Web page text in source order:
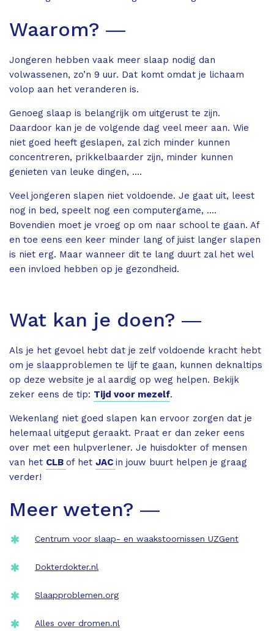
Waarom? ―
Jongeren hebben vaak meer slaap nodig dan
volwassenen, zo’n 9 uur. Dat komt omdat je lichaam
volop aan het veranderen is.
Genoeg slaap is belangrijk om uitgerust te zijn.
Daardoor kan je de volgende dag veel meer aan. Wie
niet goed heeft geslapen, zal zich minder kunnen
concentreren, prikkelbaarder zijn, minder kunnen
genieten van leuke dingen, ….
Veel jongeren slapen niet voldoende. Je gaat uit, leest
nog in bed, speelt nog een computergame, ….
Bovendien moet je vroeg op om naar school te gaan. Af
en toe eens een keer minder lang of juist langer slapen
is niet erg. Maar wanneer dit te lang duurt zal het wel
een invloed hebben op je gezondheid.
Wat kan je doen? ―
Als je het gevoel hebt dat je zelf voldoende kracht hebt
om je slaapproblemen te lijf te gaan, kunnen deknaltips
op deze website je al aardig op weg helpen. Bekijk
zeker eens de tip: Tijd voor mezelf.
Wekenlang niet goed slapen kan ervoor zorgen dat je
helemaal uitgeput geraakt. Praat er dan zeker eens
over met een hulpverlener. Je huisdokter of mensen
van het CLB of het JAC in jouw buurt helpen je graag
verder!
Meer weten? ―
Centrum voor slaap- en waakstoornissen UZGent
Dokterdokter.nl
Slaapproblemen.org
Alles over dromen.nl